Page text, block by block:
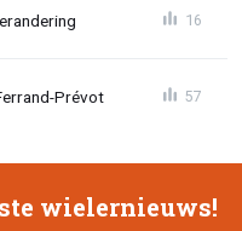
16
Prévot 57
wielernieuws!